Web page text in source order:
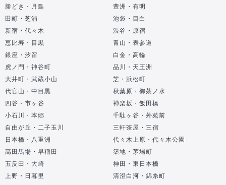
勝どき・月島
豊洲・有明
田町・芝浦
池袋・目白
新宿・代々木
渋谷・原宿
恵比寿・目黒
青山・表参道
銀座・汐留
白金・高輪
虎ノ門・神谷町
品川・天王洲
大井町・武蔵小山
芝・浜松町
代官山・中目黒
秋葉原・御茶ノ水
四谷・市ヶ谷
神楽坂・飯田橋
小石川・本郷
千駄ヶ谷・外苑前
自由が丘・二子玉川
三軒茶屋・三宿
日本橋・八重洲
代々木上原・代々木公園
高田馬場・早稲田
築地・茅場町
五反田・大崎
神田・東日本橋
上野・日暮里
清澄白河・錦糸町